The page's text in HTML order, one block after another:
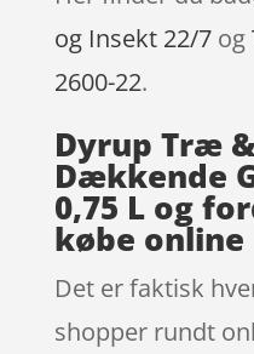
og Insekt 22/7og
2600-22.
Dyrup Træ
Dækkende
0,75 L og
købe online
Det er faktisk
shopper rundt